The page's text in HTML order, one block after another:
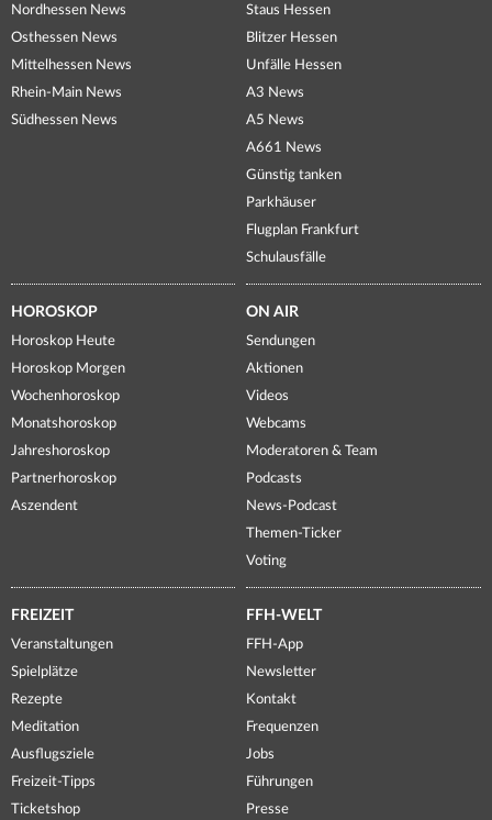
Nordhessen News
Osthessen News
Mittelhessen News
Rhein-Main News
Südhessen News
Staus Hessen
Blitzer Hessen
Unfälle Hessen
A3 News
A5 News
A661 News
Günstig tanken
Parkhäuser
Flugplan Frankfurt
Schulausfälle
HOROSKOP
Horoskop Heute
Horoskop Morgen
Wochenhoroskop
Monatshoroskop
Jahreshoroskop
Partnerhoroskop
Aszendent
ON AIR
Sendungen
Aktionen
Videos
Webcams
Moderatoren & Team
Podcasts
News-Podcast
Themen-Ticker
Voting
FREIZEIT
Veranstaltungen
Spielplätze
Rezepte
Meditation
Ausflugsziele
Freizeit-Tipps
Ticketshop
FFH-WELT
FFH-App
Newsletter
Kontakt
Frequenzen
Jobs
Führungen
Presse